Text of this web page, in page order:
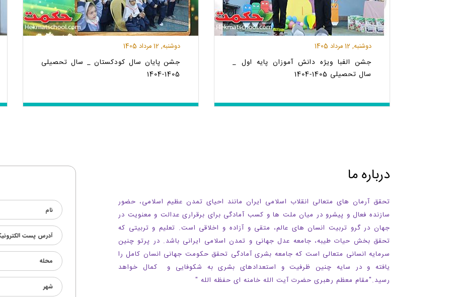
دوشنبه, 12 مرداد 1405
جشن الفبا ویژه دانش آموزان پایه اول _
سال تحصیلی 1405-1404
دوشنبه, 12 مرداد 1405
جشن پایان سال کودکستان _ سال تحصیلی
1405-1404
درباره ما
تحقق آرمان های متعالی انقلاب اسلامی ایران مانند احیای تمدن عظیم اسلامی، حضور
سازنده فعال و پیشرو در میان ملت ها و کسب آمادگی برای برقراری عدالت و معنویت در
جهان در گرو تربیت انسان های عالم، متقی و آزاده و اخلاقی است. تعلیم و تربیتی که
تحقق بخش حیات طیبه، جامعه عدل جهانی و تمدن اسلامی ایرانی باشد. در پرتو چنین
سرمایه انسانی متعالی است که جامعه بشری آمادگی تحقق حکومت جهانی انسان کامل را
یافته و در سایه چنین ظرفیت و استعدادهای بشری به شکوفایی و کمال خواهد
رسید."مقام معظم رهبری حضرت آیت الله خامنه ای حفظه الله "